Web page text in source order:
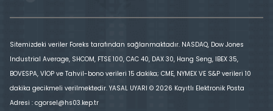
Sitemizdeki veriler Foreks tarafından sağlanmaktadır. NASDAQ, Dow Jones
Industrial Average, SHCOM, FTSE 100, CAC 40, DAX 30, Hang Seng, IBEX 35,
BOVESPA, VİOP ve Tahvil-bono verileri 15 dakika; CME, NYMEX VE S&P verileri 10
dakika gecikmeli verilmektedir. YASAL UYARI © 2026 Kayıtlı Elektronik Posta
Adresi : cgorsel@hs03.kep.tr